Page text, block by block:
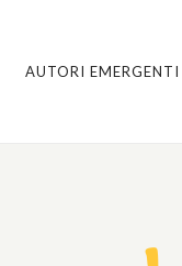
AUTORI EMERGENTI